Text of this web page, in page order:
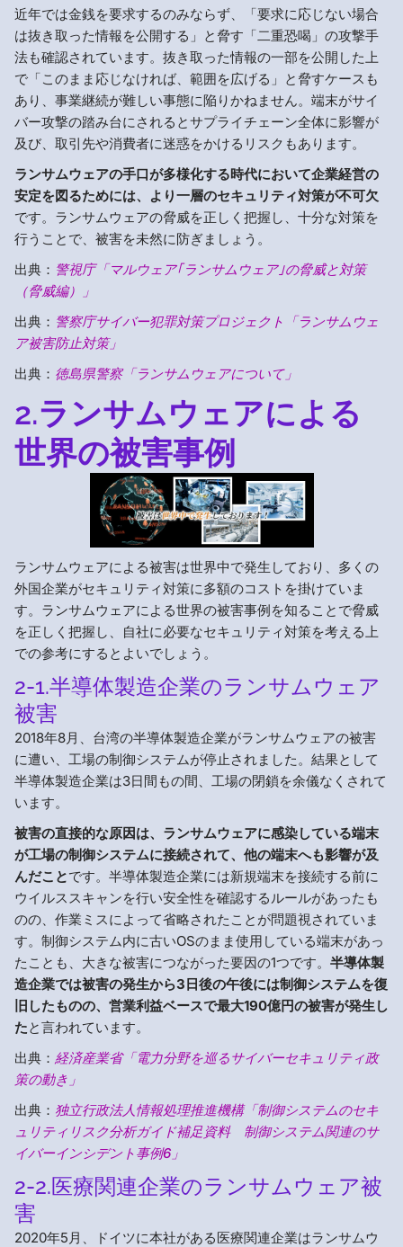
近年では金銭を要求するのみならず、「要求に応じない場合
は抜き取った情報を公開する」と脅す「二重恐喝」の攻撃手
法も確認されています。抜き取った情報の一部を公開した上
で「このまま応じなければ、範囲を広げる」と脅すケースも
あり、事業継続が難しい事態に陥りかねません。端末がサイ
バー攻撃の踏み台にされるとサプライチェーン全体に影響が
及び、取引先や消費者に迷惑をかけるリスクもあります。
ランサムウェアの手口が多様化する時代において企業経営の
安定を図るためには、より一層のセキュリティ対策が不可欠
です。ランサムウェアの脅威を正しく把握し、十分な対策を
行うことで、被害を未然に防ぎましょう。
出典： 警視庁「マルウェア｢ランサムウェア｣の脅威と対策
（脅威編）」
出典： 警察庁サイバー犯罪対策プロジェクト「ランサムウェ
ア被害防止対策」
出典： 徳島県警察「ランサムウェアについて」
2.ランサムウェアによる
世界の被害事例
ランサムウェアによる被害は世界中で発生しており、多くの
外国企業がセキュリティ対策に多額のコストを掛けていま
す。ランサムウェアによる世界の被害事例を知ることで脅威
を正しく把握し、自社に必要なセキュリティ対策を考える上
での参考にするとよいでしょう。
2-1.半導体製造企業のランサムウェア
被害
2018年8月、台湾の半導体製造企業がランサムウェアの被害
に遭い、工場の制御システムが停止されました。結果として
半導体製造企業は3日間もの間、工場の閉鎖を余儀なくされて
います。
被害の直接的な原因は、ランサムウェアに感染している端末
が工場の制御システムに接続されて、他の端末へも影響が及
んだことです。半導体製造企業には新規端末を接続する前に
ウイルススキャンを行い安全性を確認するルールがあったも
のの、作業ミスによって省略されたことが問題視されていま
す。制御システム内に古いOSのまま使用している端末があっ
たことも、大きな被害につながった要因の1つです。 半導体製
造企業では被害の発生から3日後の午後には制御システムを復
旧したものの、営業利益ベースで最大190億円の被害が発生し
たと言われています。
出典： 経済産業省「電力分野を巡るサイバーセキュリティ政
策の動き」
出典： 独立行政法人情報処理推進機構「制御システムのセキ
ュリティリスク分析ガイド補足資料 制御システム関連のサ
イバーインシデント事例6」
2-2.医療関連企業のランサムウェア被
害
2020年5月、ドイツに本社がある医療関連企業はランサムウ